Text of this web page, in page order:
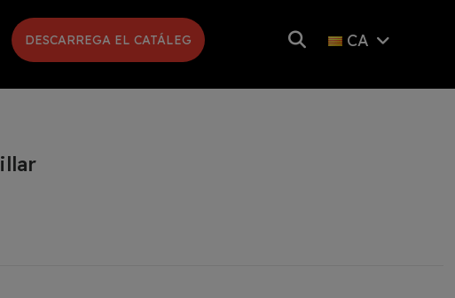
DESCARREGA EL CATÁLEG CA